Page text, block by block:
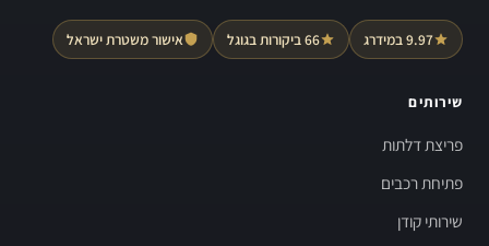
9.97 במידרג 66 ביקורות בגוגל אישור משטרת ישראל
שירותים
פריצת דלתות
פתיחת רכבים
שירותי קודן